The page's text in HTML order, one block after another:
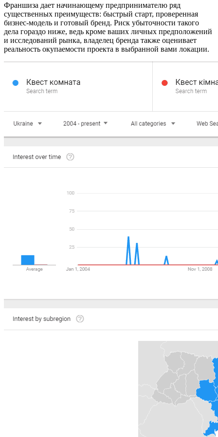
Франшиза дает начинающему предпринимателю ряд
существенных преимуществ: быстрый старт, проверенная
бизнес-модель и готовый бренд. Риск убыточности такого
дела гораздо ниже, ведь кроме ваших личных предположений
и исследований рынка, владелец бренда также оценивает
реальность окупаемости проекта в выбранной вами локации.